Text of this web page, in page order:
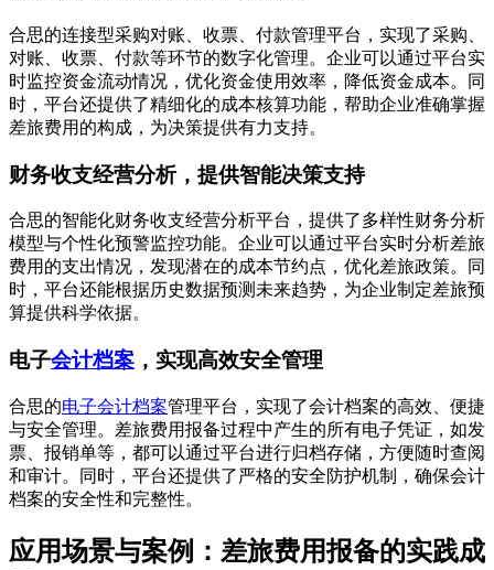
合思的连接型采购对账、收票、付款管理平台，实现了采购、
对账、收票、付款等环节的数字化管理。企业可以通过平台实
时监控资金流动情况，优化资金使用效率，降低资金成本。同
时，平台还提供了精细化的成本核算功能，帮助企业准确掌握
差旅费用的构成，为决策提供有力支持。
财务收支经营分析，提供智能决策支持
合思的智能化财务收支经营分析平台，提供了多样性财务分析
模型与个性化预警监控功能。企业可以通过平台实时分析差旅
费用的支出情况，发现潜在的成本节约点，优化差旅政策。同
时，平台还能根据历史数据预测未来趋势，为企业制定差旅预
算提供科学依据。
电子会计档案 ，实现高效安全管理
合思的电子会计档案管理平台，实现了会计档案的高效、便捷
与安全管理。差旅费用报备过程中产生的所有电子凭证，如发
票、报销单等，都可以通过平台进行归档存储，方便随时查阅
和审计。同时，平台还提供了严格的安全防护机制，确保会计
档案的安全性和完整性。
应用场景与案例：差旅费用报备的实践成